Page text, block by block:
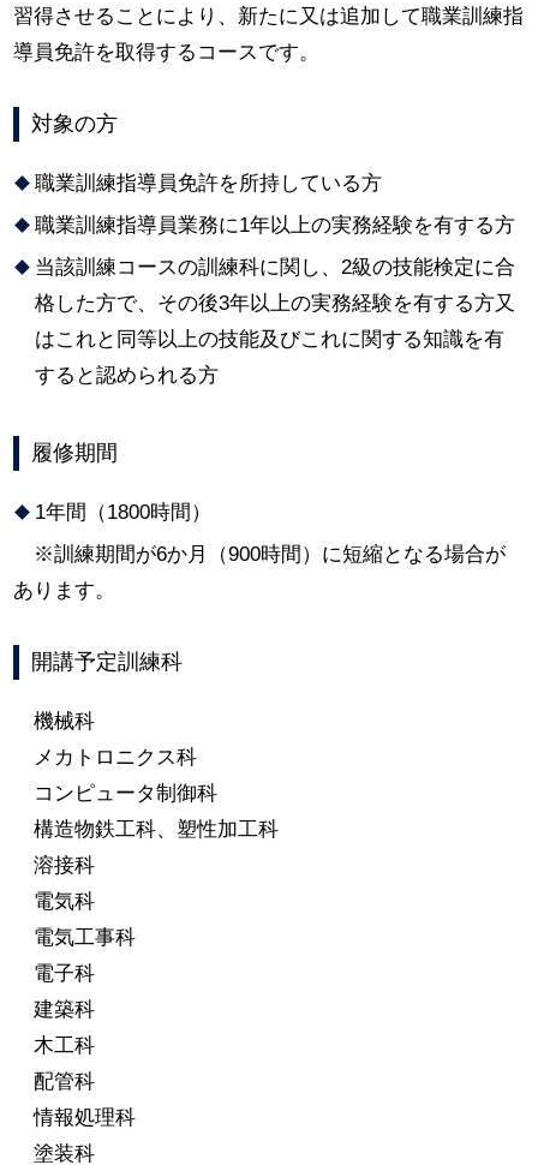
習得させることにより、新たに又は追加して職業訓練指
導員免許を取得するコースです。
対象の方
職業訓練指導員免許を所持している方
職業訓練指導員業務に1年以上の実務経験を有する方
当該訓練コースの訓練科に関し、2級の技能検定に合
格した方で、その後3年以上の実務経験を有する方又
はこれと同等以上の技能及びこれに関する知識を有
すると認められる方
履修期間
1年間（1800時間）
※訓練期間が6か月（900時間）に短縮となる場合が
あります。
開講予定訓練科
機械科
メカトロニクス科
コンピュータ制御科
構造物鉄工科、塑性加工科
溶接科
電気科
電気工事科
電子科
建築科
木工科
配管科
情報処理科
塗装科